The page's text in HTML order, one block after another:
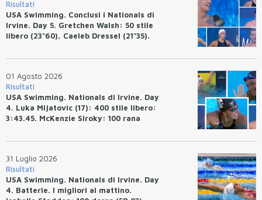
Risultati
USA Swimming. Conclusi i Nationals di
Irvine. Day 5. Gretchen Walsh: 50 stile
libero (23"60), Caeleb Dressel (21"35).
01 Agosto 2026
Risultati
USA Swimming. Nationals di Irvine. Day
4. Luka Mijatovic (17): 400 stile libero:
3:43.45. McKenzie Siroky: 100 rana
Avakov: 100 rana (58.87).
31 Luglio 2026
Risultati
USA Swimming. Nationals di Irvine. Day
4. Batterie. I migliori al mattino.